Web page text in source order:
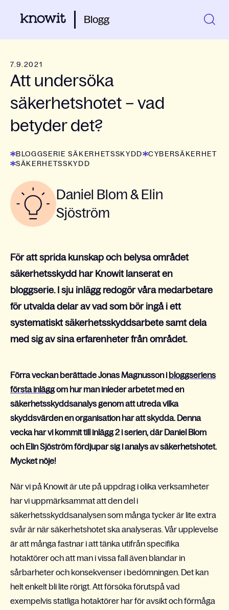
Blogg
7.9.2021
Att undersöka
säkerhetshotet – vad
betyder det?
BLOGGSERIE SÄKERHETSSKYDD
CYBERSÄKERHET
SÄKERHETSSKYDD
Daniel Blom & Elin
Sjöström
För att sprida kunskap och belysa området
säkerhetsskydd har Knowit lanserat en
bloggserie. I sju inlägg redogör våra medarbetare
för utvalda delar av vad som bör ingå i ett
systematiskt säkerhetsskyddsarbete samt dela
med sig av sina erfarenheter från området.
Förra veckan berättade Jonas Magnusson ibloggseriens
första inläggom hur man inleder arbetet med en
säkerhetsskyddsanalys genom att utreda vilka
skyddsvärden en organisation har att skydda. Denna
vecka har vi kommit till inlägg 2 i serien, där Daniel Blom
och Elin Sjöström fördjupar sig i analys av säkerhetshotet.
Mycket nöje!
När vi på Knowit är ute på uppdrag i olika verksamheter
har vi uppmärksammat att den del i
säkerhetsskyddsanalysen som många tycker är lite extra
svår är när säkerhetshotet ska analyseras. Vår upplevelse
är att många fastnar i att tänka utifrån specifika
hotaktörer och att man i vissa fall även blandar in
sårbarheter och konsekvenser i bedömningen. Det kan
helt enkelt bli lite rörigt. Att försöka förutspå vad
exempelvis statliga hotaktörer har för avsikt och förmåga